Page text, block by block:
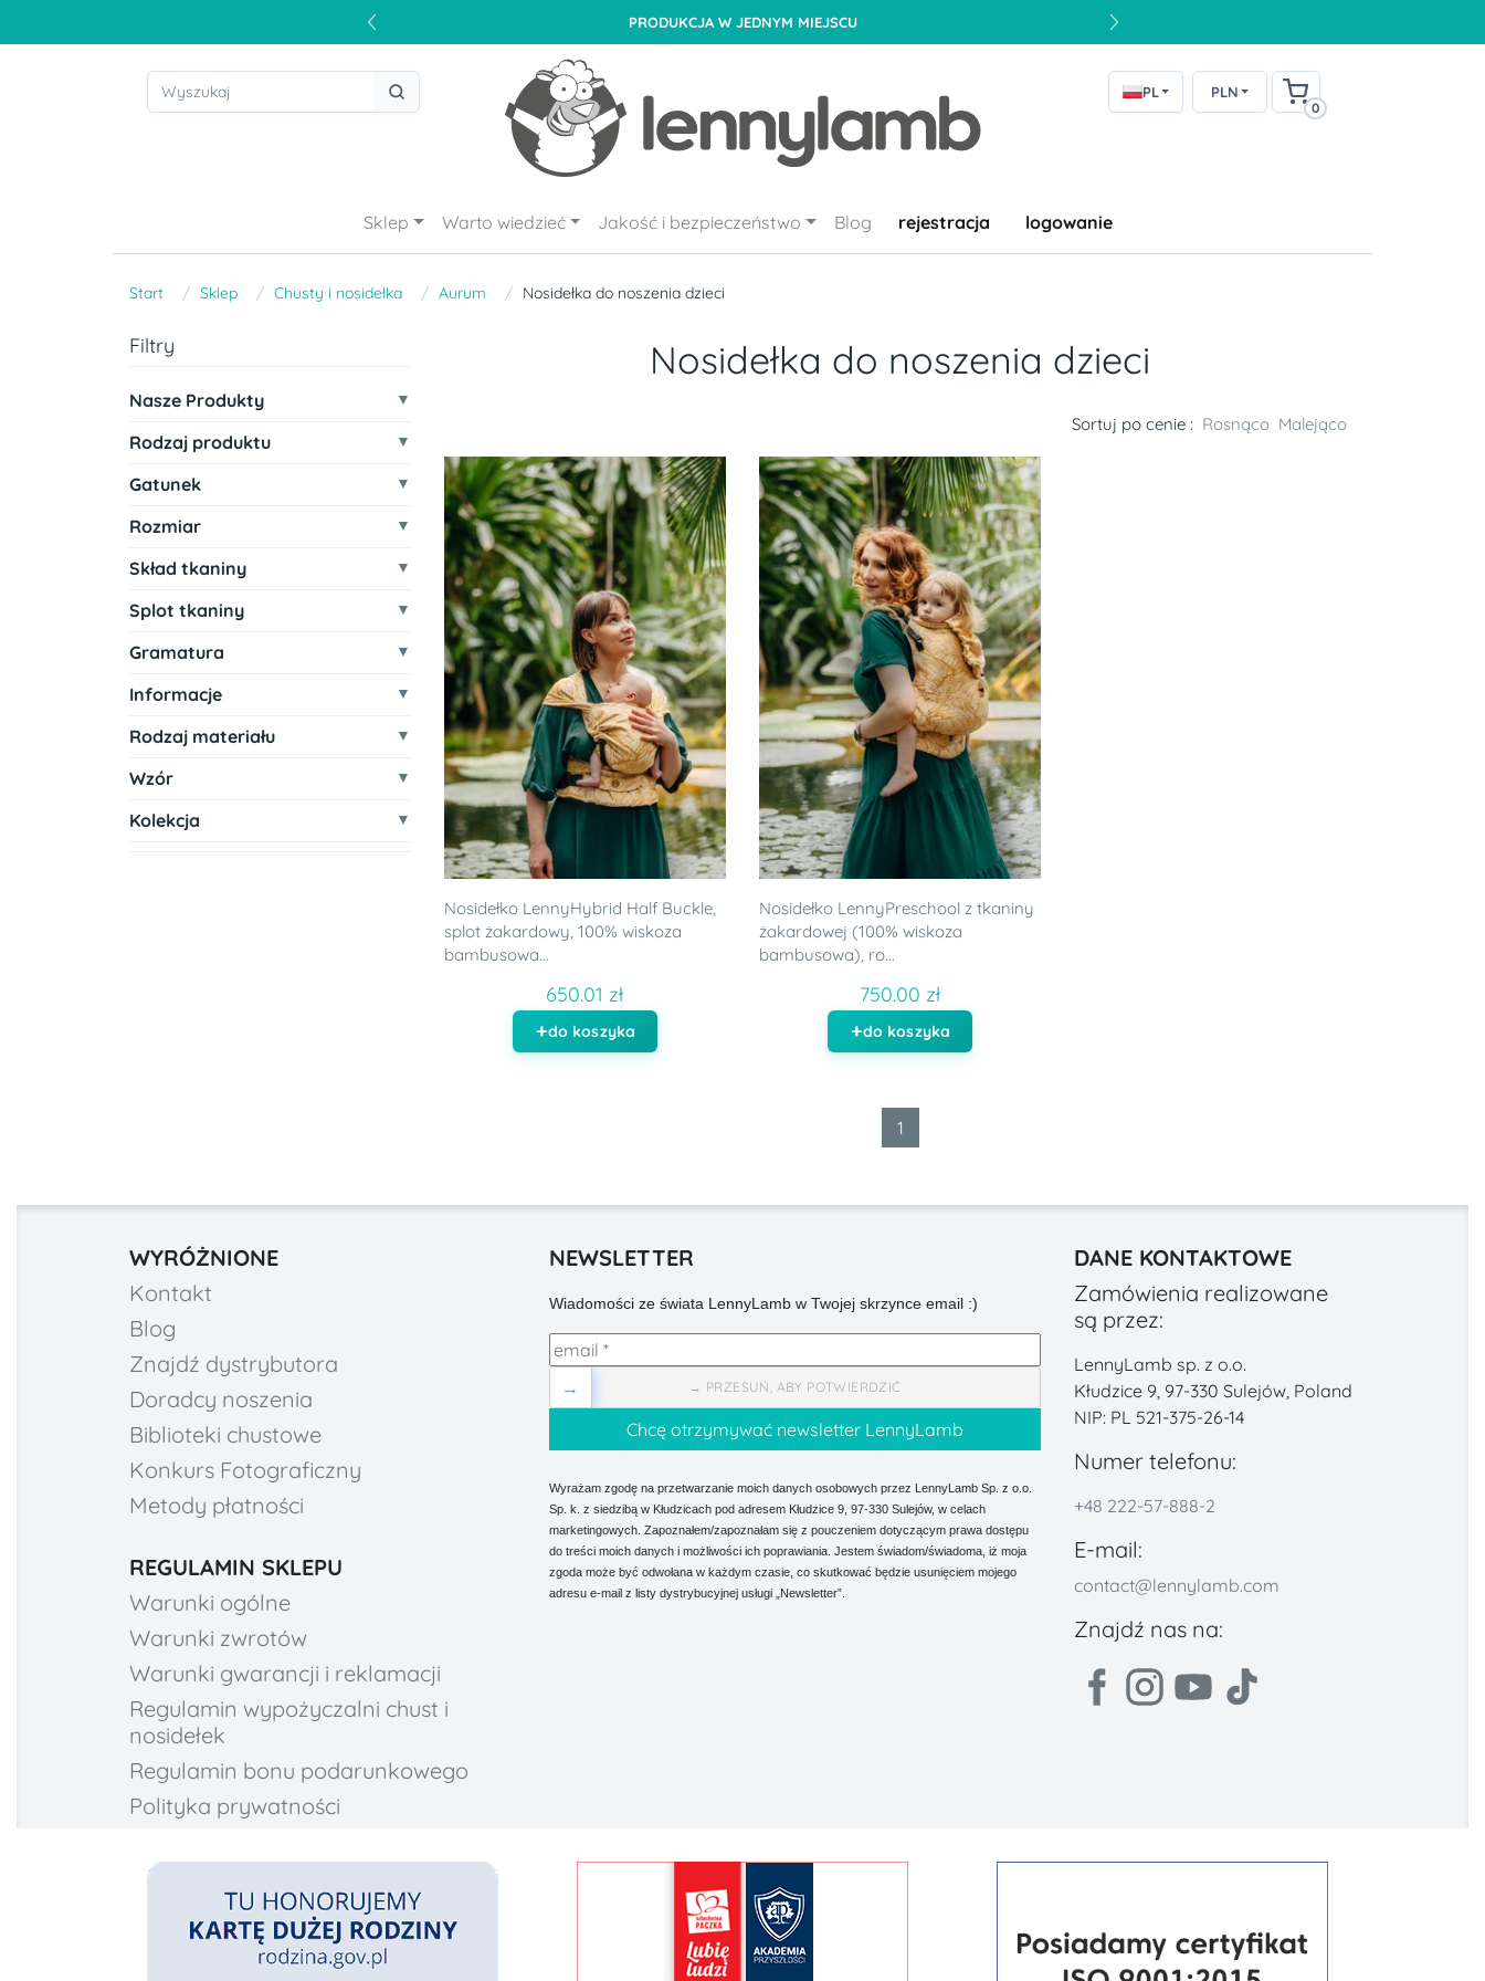
PRODUKCJA W JEDNYM MIEJSCU
PL PLN
0
Sklep Warto wiedzieć Jakość i bezpieczeństwo Blog rejestracja logowanie
Start Sklep Chusty i nosidełka Aurum Nosidełka do noszenia dzieci
Filtry
Nasze Produkty
Rodzaj produktu
Gatunek
Rozmiar
Skład tkaniny
Splot tkaniny
Gramatura
Informacje
Rodzaj materiału
Wzór
Kolekcja
Nosidełka do noszenia dzieci
Sortuj po cenie : Rosnąco Malejąco
Nosidełko LennyHybrid Half Buckle,
splot żakardowy, 100% wiskoza
bambusowa...
650.01 zł
do koszyka
Nosidełko LennyPreschool z tkaniny
żakardowej (100% wiskoza
bambusowa), ro...
750.00 zł
do koszyka
1
WYRÓŻNIONE
Kontakt
Blog
Znajdź dystrybutora
Doradcy noszenia
Biblioteki chustowe
Konkurs Fotograficzny
Metody płatności
REGULAMIN SKLEPU
Warunki ogólne
Warunki zwrotów
Warunki gwarancji i reklamacji
Regulamin wypożyczalni chust i
nosidełek
Regulamin bonu podarunkowego
Polityka prywatności
NEWSLETTER
Wiadomości ze świata LennyLamb w Twojej skrzynce email :)
→ PRZESUŃ, ABY POTWIERDZIĆ
→
Wyrażam zgodę na przetwarzanie moich danych osobowych przez LennyLamb Sp. z o.o.
Sp. k. z siedzibą w Kłudzicach pod adresem Kłudzice 9, 97-330 Sulejów, w celach
marketingowych. Zapoznałem/zapoznałam się z pouczeniem dotyczącym prawa dostępu
do treści moich danych i możliwości ich poprawiania. Jestem świadom/świadoma, iż moja
zgoda może być odwołana w każdym czasie, co skutkować będzie usunięciem mojego
adresu e-mail z listy dystrybucyjnej usługi „Newsletter”.
DANE KONTAKTOWE
Zamówienia realizowane
są przez:
LennyLamb sp. z o.o.
Kłudzice 9, 97-330 Sulejów, Poland
NIP: PL 521-375-26-14
Numer telefonu:
+48 222-57-888-2
E-mail:
contact@lennylamb.com
Znajdź nas na: